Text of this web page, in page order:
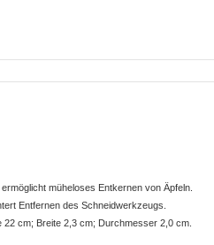
müheloses Entkernen von Äpfeln.
Entfernen des Schneidwerkzeugs.
22 cm; Breite 2,3 cm; Durchmesser 2,0 cm.